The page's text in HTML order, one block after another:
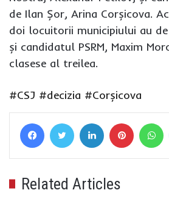
de Ilan Șor, Arina Corșicova.
doi locuitorii municipiului au
și candidatul PSRM, Maxim
clasese al treilea.
#CSJ #decizia #Corșicova
FacebookTwitter LinkedIn Pinterest
Related Articles